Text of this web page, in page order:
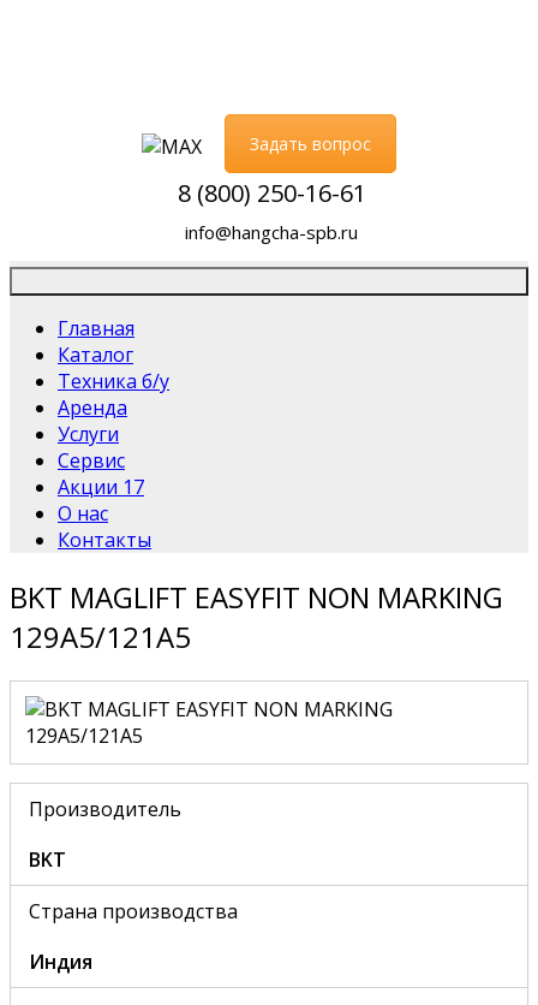
Задать вопрос
8 (800) 250-16-61
info@hangcha-spb.ru
Главная
Каталог
Техника б/у
Аренда
Услуги
Сервис
Акции 17
О нас
Контакты
BKT MAGLIFT EASYFIT NON MARKING
129A5/121A5
Производитель
BKT
Страна производства
Индия